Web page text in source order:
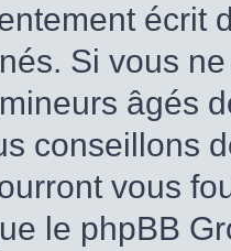
écrit
Si vous
âgés
conseillons
vous
le phpBB